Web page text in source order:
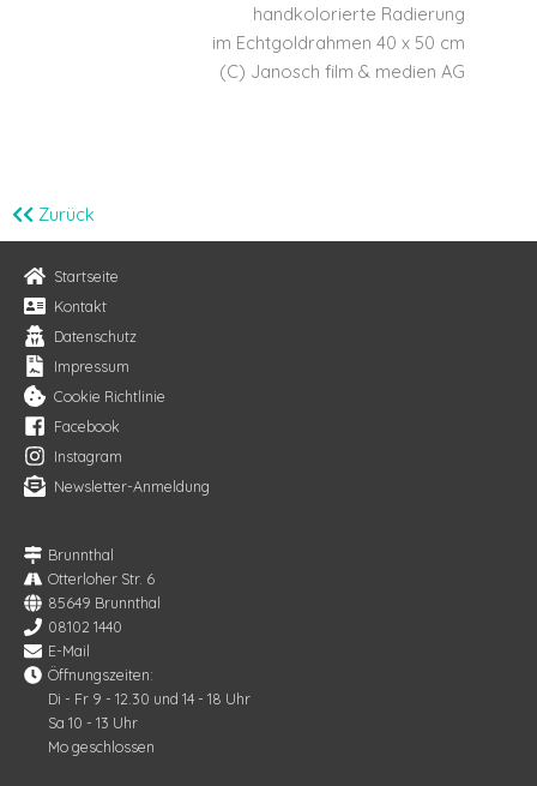
handkolorierte Radierung
im Echtgoldrahmen 40 x 50 cm
(C) Janosch film & medien AG
Zurück
Startseite
Kontakt
Datenschutz
Impressum
Cookie Richtlinie
Facebook
Instagram
Newsletter-Anmeldung
Brunnthal
Otterloher Str. 6
85649 Brunnthal
08102 1440
E-Mail
Öffnungszeiten:
Di - Fr 9 - 12.30 und 14 - 18 Uhr
Sa 10 - 13 Uhr
Mo geschlossen